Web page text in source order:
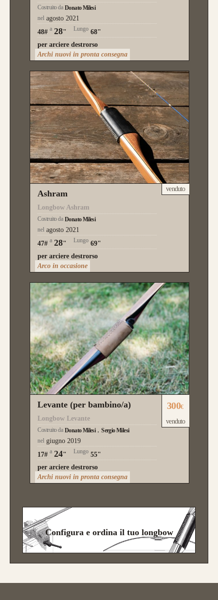
Costruito da Donato Milesi
nel agosto 2021
48# a 28" Lungo 68"
per arciere destrorso
Archi nuovi in pronta consegna
Ashram
Longbow Ashram
Costruito da Donato Milesi
nel agosto 2021
47# a 28" Lungo 69"
per arciere destrorso
venduto
Arco in occasione
Levante (per bambino/a)
Longbow Levante
Costruito da Donato Milesi
Sergio Milesi
nel giugno 2019
17# a 24" Lungo 55"
per arciere destrorso
300€
venduto
Archi nuovi in pronta consegna
Configura e ordina il tuo longbow